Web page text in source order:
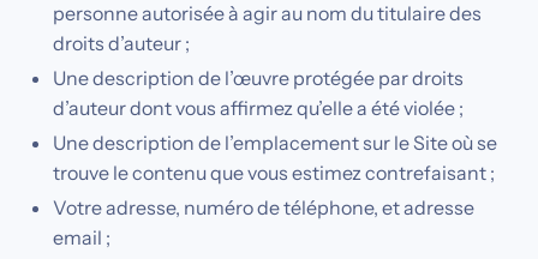
personne autorisée à agir au nom du titulaire des
droits d’auteur ;
Une description de l’œuvre protégée par droits
d’auteur dont vous affirmez qu’elle a été violée ;
Une description de l’emplacement sur le Site où se
trouve le contenu que vous estimez contrefaisant ;
Votre adresse, numéro de téléphone, et adresse
email ;